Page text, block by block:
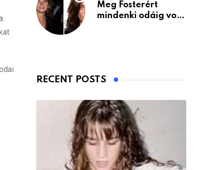
Meg Fosterért
mindenki odáig volt
RECENT POSTS